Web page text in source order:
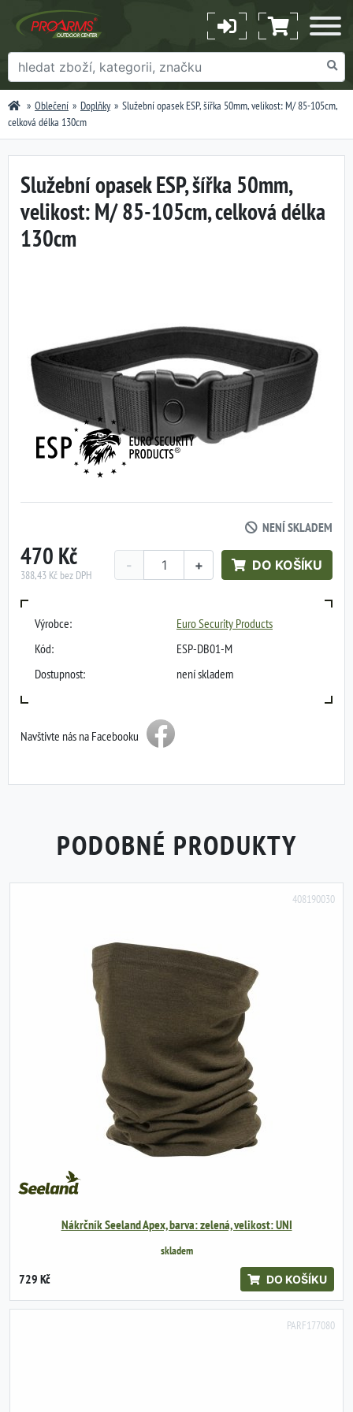
Oblečení Doplňky
Služební opasek ESP, šířka 50mm, velikost: M/ 85-105cm,
celková délka 130cm
Služební opasek ESP, šířka 50mm,
velikost: M/ 85-105cm, celková délka
130cm
NENÍ SKLADEM
470 Kč
388,43 Kč bez DPH
+
- DO KOŠÍKU
Výrobce:
Euro Security Products
Kód:
ESP-DB01-M
Dostupnost:
není skladem
Navštivte nás na Facebooku
PODOBNÉ PRODUKTY
408190030
Nákrčník Seeland Apex, barva: zelená, velikost: UNI
skladem
729 Kč DO KOŠÍKU
PARF177080